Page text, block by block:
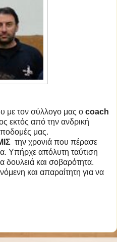
με τον σύλλογο μας ο coach
εκτός από την ανδρική
μας.
την χρονιά που πέρασε
Υπήρχε απόλυτη ταύτιση
δουλειά και σοβαρότητα.
και απαραίτητη για να